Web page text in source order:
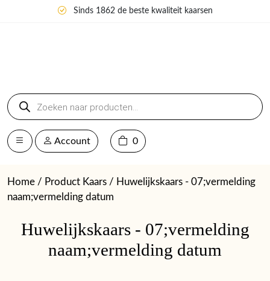
Sinds 1862 de beste kwaliteit kaarsen
Producten
zoeken
Account 0
Home / Product Kaars / Huwelijkskaars - 07;vermelding
naam;vermelding datum
Huwelijkskaars - 07;vermelding
naam;vermelding datum